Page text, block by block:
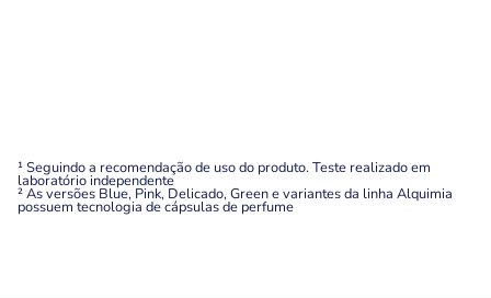
¹ Seguindo a recomendação de uso do produto. Teste realizado em
laboratório independente
² As versões Blue, Pink, Delicado, Green e variantes da linha Alquimia
possuem tecnologia de cápsulas de perfume